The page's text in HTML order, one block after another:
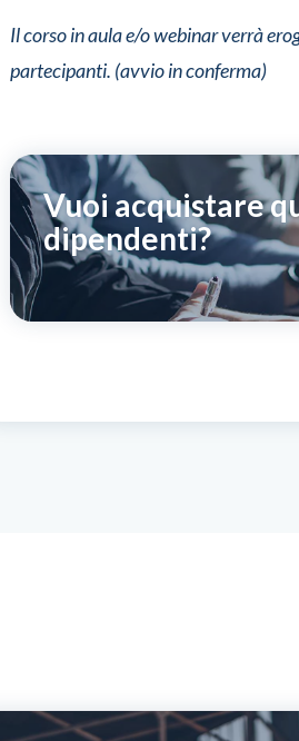
Il corso in aula e/o webinar verrà
partecipanti. (avvio in conferma)
Vuoi acquistare
dipendenti?